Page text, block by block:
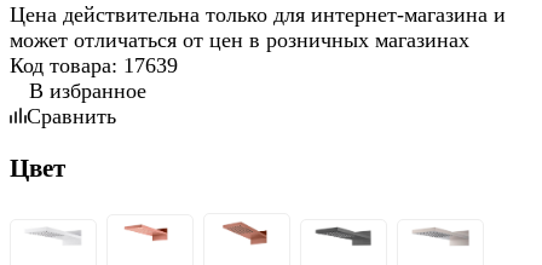
Цена действительна только для интернет-магазина и
может отличаться от цен в розничных магазинах
Код товара: 17639
В избранное
Сравнить
Цвет